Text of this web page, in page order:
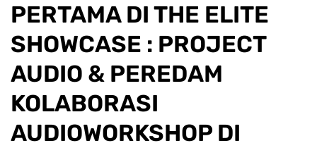
PERTAMA DI THE ELITE
SHOWCASE : PROJECT
AUDIO & PEREDAM
KOLABORASI
AUDIOWORKSHOP DI